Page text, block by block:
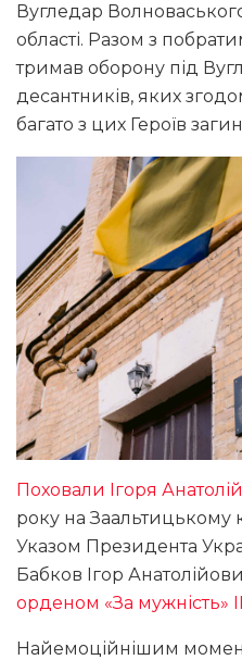
Вугледар
області. Разом з
тримав оборону під
десантників, яких
багато з цих Героїв
Поховали Ігоря
року на Заальтицькому
Указом Президента
Бабков Ігор
орденом «За мужність»
Найемоційнішим